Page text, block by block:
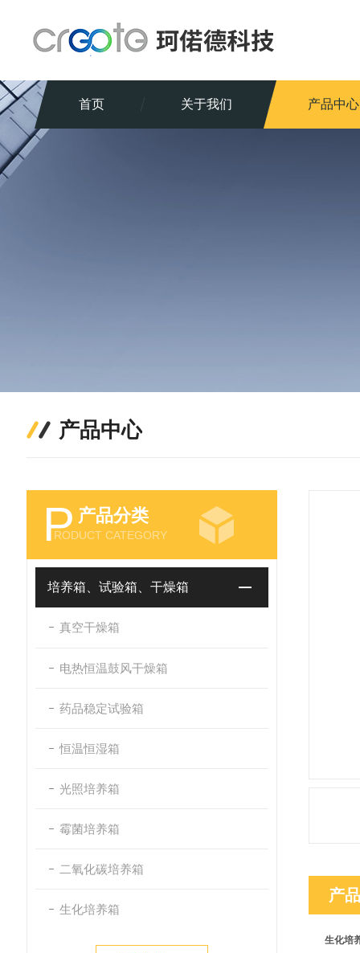
首页 关于我们 产品中心
产品中心
P 产品分类
RODUCT CATEGORY
培养箱、试验箱、干燥箱
真空干燥箱
电热恒温鼓风干燥箱
药品稳定试验箱
恒温恒湿箱
光照培养箱
霉菌培养箱
二氧化碳培养箱
生化培养箱
产
生化培